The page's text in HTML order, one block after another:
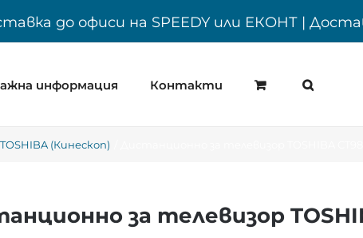
до офиси на SPEEDY или ЕКОНТ |
информация Контакти
TOSHIBA (Кинескоп)
за телевизор